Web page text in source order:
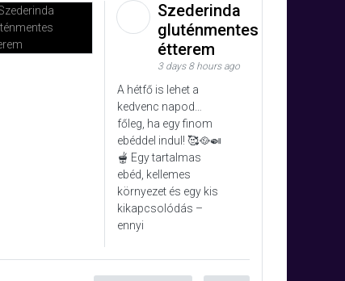
Szederinda
gluténmentes
étterem
3 days 8 hours ago
A hétfő is lehet a
kedvenc napod…
főleg, ha egy finom
ebéddel indul! 🥰🥘🍛
🫕 Egy tartalmas
ebéd, kellemes
környezet és egy kis
kikapcsolódás –
ennyi